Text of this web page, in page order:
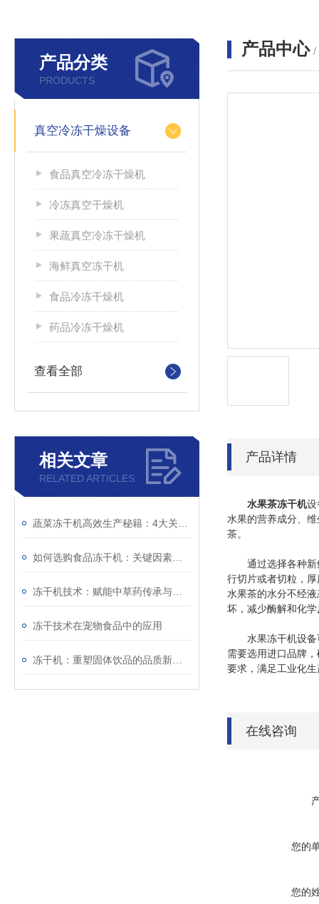
产品分类
PRODUCTS
真空冷冻干燥设备
食品真空冷冻干燥机
冷冻真空干燥机
果蔬真空冷冻干燥机
海鲜真空冻干机
食品冷冻干燥机
药品冷冻干燥机
查看全部
相关文章
RELATED ARTICLES
冻干技术在宠物食品中的应用
产品中心 /
产品详情
水果茶冻干机设
水果的营养成分、
茶。
通过选择各种新鲜
行切片或者切粒，
水果茶的水分不经
坏，减少酶解和化
水果冻干机设备可
需要选用进口品牌
要求，满足工业化生
在线咨询
您的
您的